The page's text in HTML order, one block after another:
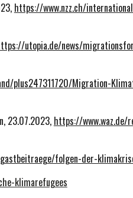
https://www.nzz.ch/
utopia.de/news/
plus247311720/Migration-
23.07.2023, https://
folgen-der-
klimarefugees